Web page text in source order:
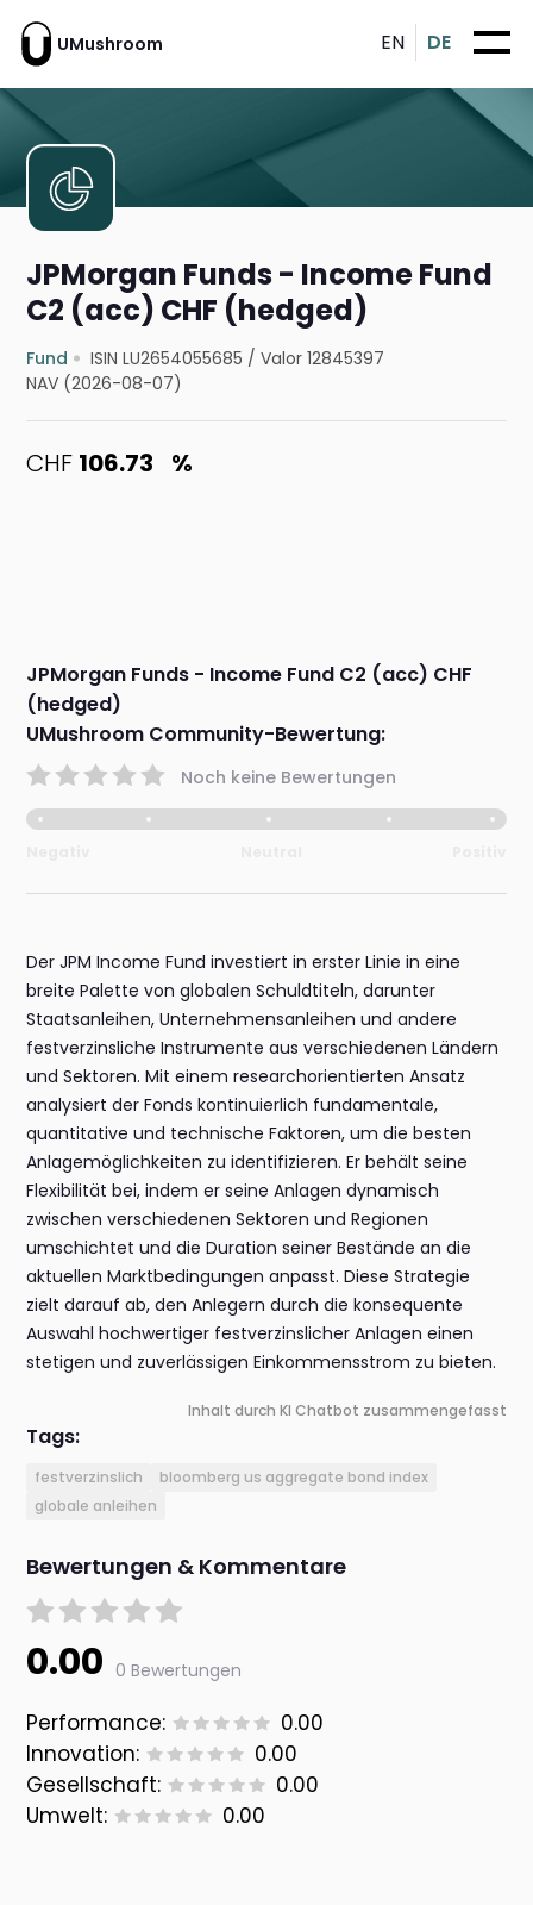
UMushroom EN DE
JPMorgan Funds - Income Fund
C2 (acc) CHF (hedged)
Fund ISIN LU2654055685 /Valor 12845397
NAV (2026-08-07)
CHF 106.73 %
JPMorgan Funds - Income Fund C2 (acc) CHF
(hedged)
UMushroom Community-Bewertung:
Noch keine Bewertungen
Der JPM Income Fund investiert in erster Linie in eine
breite Palette von globalen Schuldtiteln, darunter
Staatsanleihen, Unternehmensanleihen und andere
festverzinsliche Instrumente aus verschiedenen Ländern
und Sektoren. Mit einem researchorientierten Ansatz
analysiert der Fonds kontinuierlich fundamentale,
quantitative und technische Faktoren, um die besten
Anlagemöglichkeiten zu identifizieren. Er behält seine
Flexibilität bei, indem er seine Anlagen dynamisch
zwischen verschiedenen Sektoren und Regionen
umschichtet und die Duration seiner Bestände an die
aktuellen Marktbedingungen anpasst. Diese Strategie
zielt darauf ab, den Anlegern durch die konsequente
Auswahl hochwertiger festverzinslicher Anlagen einen
stetigen und zuverlässigen Einkommensstrom zu bieten.
Inhalt durch KI Chatbot zusammengefasst
Tags:
festverzinslich
bloomberg us aggregate bond index
globale anleihen
Bewertungen & Kommentare
0.00 0 Bewertungen
Performance:
0.00
Innovation:
0.00
Gesellschaft:
0.00
Umwelt:
0.00